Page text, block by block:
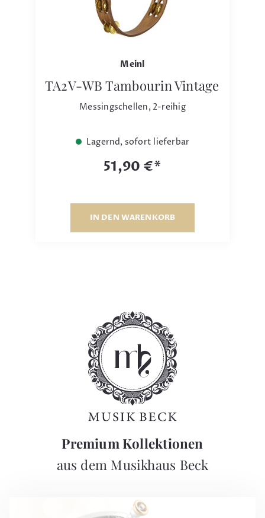
Meinl
TA2V-WB Tambourin Vintage
Messingschellen, 2-reihig
Lagernd, sofort lieferbar
51,90 €*
IN DEN WARENKORB
Premium Kollektionen
aus dem Musikhaus Beck